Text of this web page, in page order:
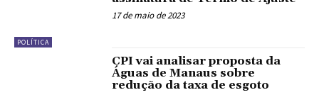
POLÍTICA
17 de maio de 2023
CPI vai analisar proposta da
Águas de Manaus sobre
redução da taxa de esgoto